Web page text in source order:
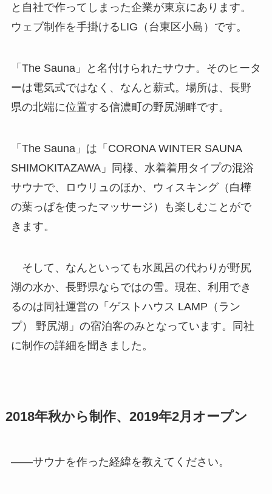
と自社で作ってしまった企業が東京にあります。
ウェブ制作を手掛けるLIG（台東区小島）です。
「The Sauna」と名付けられたサウナ。そのヒータ
ーは電気式ではなく、なんと薪式。場所は、長野
県の北端に位置する信濃町の野尻湖畔です。
「The Sauna」は「CORONA WINTER SAUNA
SHIMOKITAZAWA」同様、水着着用タイプの混浴
サウナで、ロウリュのほか、ウィスキング（白樺
の葉っぱを使ったマッサージ）も楽しむことがで
きます。
そして、なんといっても水風呂の代わりが野尻
湖の水か、長野県ならではの雪。現在、利用でき
るのは同社運営の「ゲストハウス LAMP（ラン
プ） 野尻湖」の宿泊客のみとなっています。同社
に制作の詳細を聞きました。
2018年秋から制作、2019年2月オープン
――サウナを作った経緯を教えてください。